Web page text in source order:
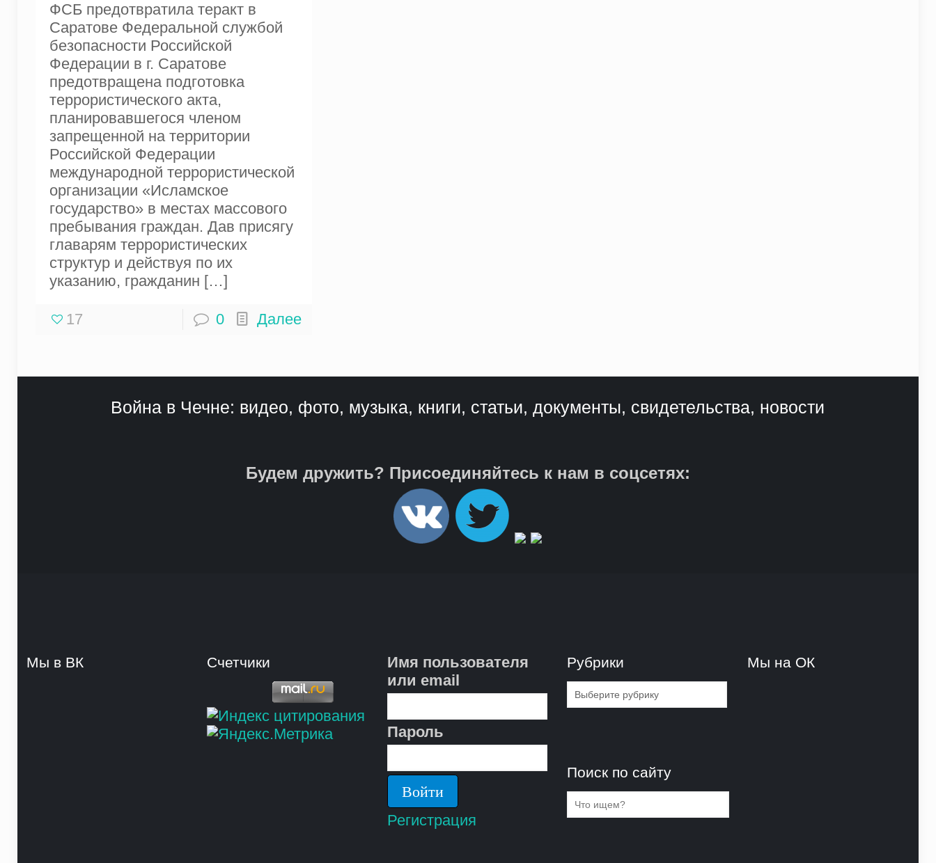
ФСБ предотвратила теракт в
Саратове Федеральной службой
безопасности Российской
Федерации в г. Саратове
предотвращена подготовка
террористического акта,
планировавшегося членом
запрещенной на территории
Российской Федерации
международной террористической
организации «Исламское
государство» в местах массового
пребывания граждан. Дав присягу
главарям террористических
структур и действуя по их
указанию, гражданин […]
17 0 Далее
Война в Чечне: видео, фото, музыка, книги, статьи, документы, свидетельства, новости
Будем дружить? Присоединяйтесь к нам в соцсетях:
Мы в ВК Счетчики
Имя пользователя
или email
Пароль
Регистрация
Рубрики
Рубрики
Поиск по сайту
Мы на ОК